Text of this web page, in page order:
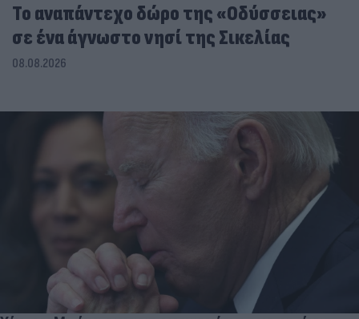
To αναπάντεχο δώρο της «Οδύσσειας»
σε ένα άγνωστο νησί της Σικελίας
08.08.2026